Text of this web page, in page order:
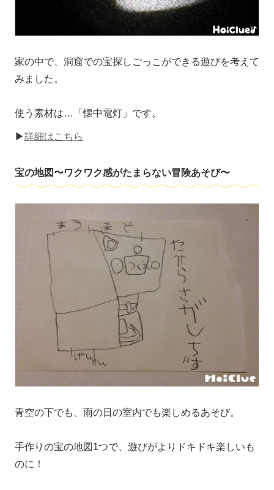
家の中で、洞窟での宝探しごっこができる遊びを考えて
みました。
使う素材は…「懐中電灯」です。
▶詳細はこちら
宝の地図〜ワクワク感がたまらない冒険あそび〜
青空の下でも、雨の日の室内でも楽しめるあそび。
手作りの宝の地図1つで、遊びがよりドキドキ楽しいも
のに！